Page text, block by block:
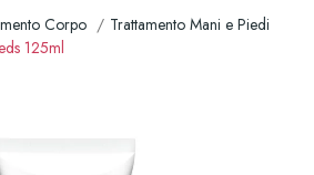
Corpo
Trattamento Mani e Piedi
125ml